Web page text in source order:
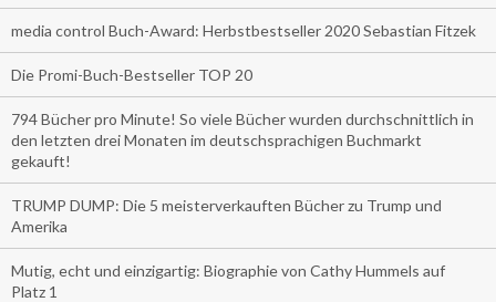
media control Buch-Award: Herbstbestseller 2020 Sebastian Fitzek
Die Promi-Buch-Bestseller TOP 20
794 Bücher pro Minute! So viele Bücher wurden durchschnittlich in
den letzten drei Monaten im deutschsprachigen Buchmarkt
gekauft!
TRUMP DUMP: Die 5 meisterverkauften Bücher zu Trump und
Amerika
Mutig, echt und einzigartig: Biographie von Cathy Hummels auf
Platz 1